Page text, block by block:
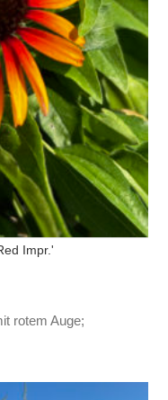
Impr.'
rotem Auge;